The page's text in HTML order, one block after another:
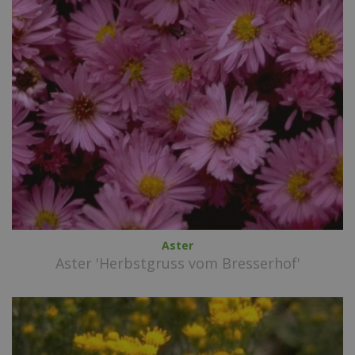
Aster
Aster 'Herbstgruss vom Bresserhof'